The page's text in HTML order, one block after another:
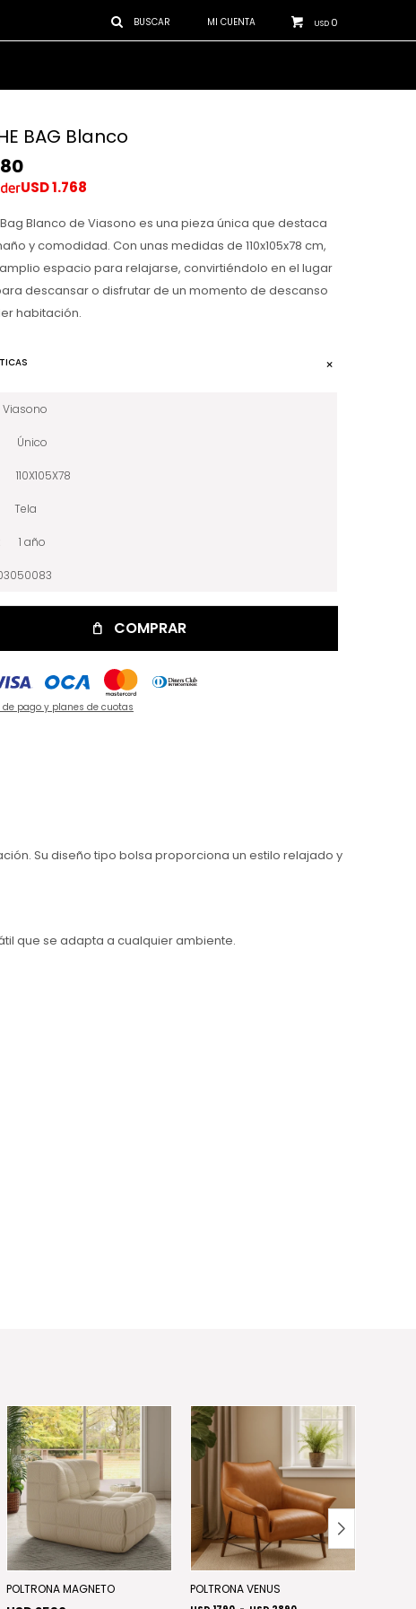
USD 0
BAG Blanco
USD1.768
Bag Blanco de Viasono es una pieza única que destaca
y comodidad. Con unas medidas de 110x105x78 cm,
amplio espacio para relajarse, convirtiéndolo en el lugar
descansar o disfrutar de un momento de descanso
habitación.
Viasono
Único
110X105X78
Tela
1 año
COMPRAR
de pago y planes de cuotas
Su diseño tipo bolsa proporciona un estilo relajado y
que se adapta a cualquier ambiente.
POLTRONA MAGNETO POLTRONA VENUS